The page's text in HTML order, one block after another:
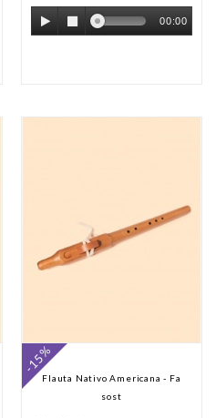
00:00
Flauta Nativo Americana - Fa
sost
-15%